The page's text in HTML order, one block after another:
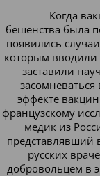
Когда
бешенства была
появились
которым вводили
заставили
эффекте
французскому
медик из
представлявший
русских
добровольцем в